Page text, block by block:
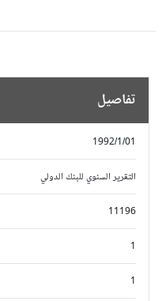
تفاصيل
1992/1/01
التقرير السنوي للبنك الدولي
11196